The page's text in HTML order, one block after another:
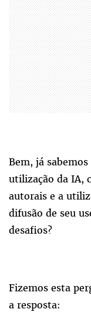
Bem, já
utilização da IA,
autorais e a
difusão de seu
desafios?
Fizemos esta
a resposta: